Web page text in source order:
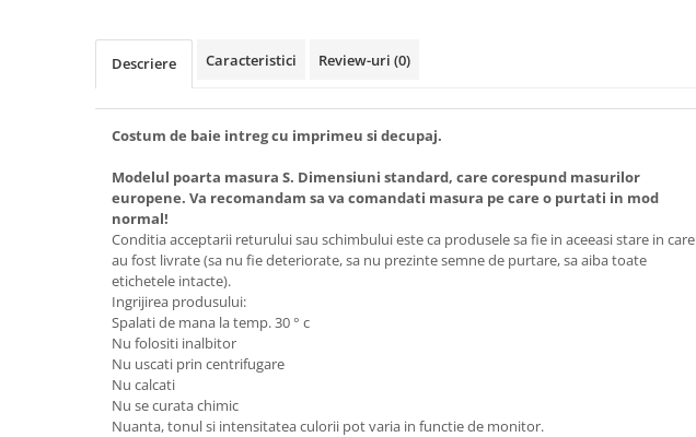
Descriere Caracteristici Review-uri (0)
Costum de baie intreg cu imprimeu si decupaj.
Modelul poarta masura S. Dimensiuni standard, care corespund masurilor
europene. Va recomandam sa va comandati masura pe care o purtati in mod
normal!
Conditia acceptarii returului sau schimbului este ca produsele sa fie in aceeasi stare in care
au fost livrate (sa nu fie deteriorate, sa nu prezinte semne de purtare, sa aiba toate
etichetele intacte).
Ingrijirea produsului:
Spalati de mana la temp. 30 ° c
Nu folositi inalbitor
Nu uscati prin centrifugare
Nu calcati
Nu se curata chimic
Nuanta, tonul si intensitatea culorii pot varia in functie de monitor.